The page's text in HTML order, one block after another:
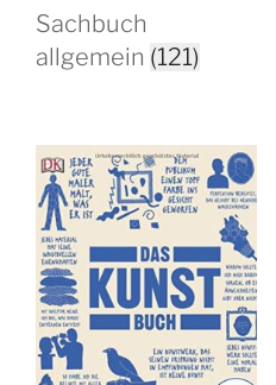
Sachbuch
allgemein (121)